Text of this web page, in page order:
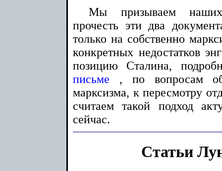
Мы призываем наших
прочесть эти два
только на собственно
конкретных недостатков
позицию Сталина,
письме , по вопросам
марксизма, к пересмотру
считаем такой подход
сейчас.
Статьи